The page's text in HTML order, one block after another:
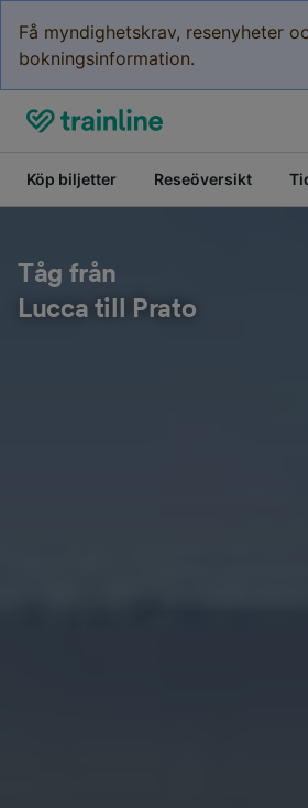
Få myndighetskrav, resenyheter
bokningsinformation.
Köp biljetter Reseöversikt
Tåg från
Lucca till Prato